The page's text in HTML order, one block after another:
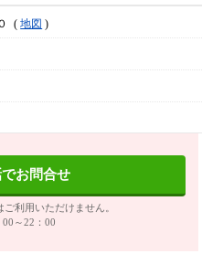
地図
でお問合せ
利用いただけません。
～22：00